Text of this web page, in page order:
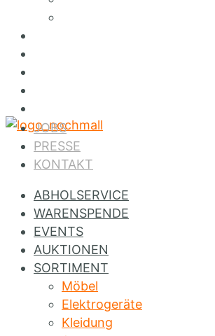
JOBS
PRESSE
KONTAKT
ABHOLSERVICE
WARENSPENDE
EVENTS
AUKTIONEN
SORTIMENT
Möbel
Elektrogeräte
Kleidung